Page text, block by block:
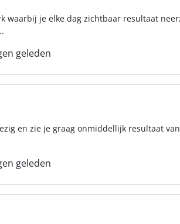
waarbij je elke dag zichtbaar resultaat
geleden
en zie je graag onmiddellijk resultaat
geleden